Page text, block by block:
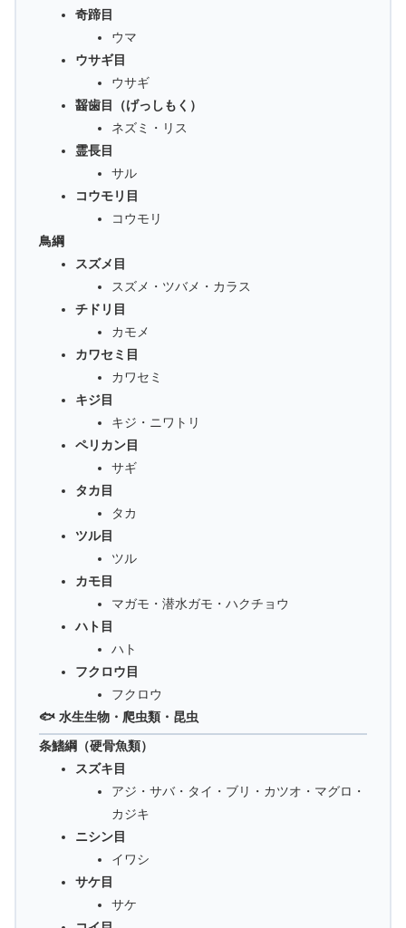
奇蹄目
ウマ
ウサギ目
ウサギ
齧歯目（げっしもく）
ネズミ・リス
霊長目
サル
コウモリ目
コウモリ
鳥綱
スズメ目
スズメ・ツバメ・カラス
チドリ目
カモメ
カワセミ目
カワセミ
キジ目
キジ・ニワトリ
ペリカン目
サギ
タカ目
タカ
ツル目
ツル
カモ目
マガモ・潜水ガモ・ハクチョウ
ハト目
ハト
フクロウ目
フクロウ
🐟 水生生物・爬虫類・昆虫
条鰭綱（硬骨魚類）
スズキ目
アジ・サバ・タイ・ブリ・カツオ・マグロ・
カジキ
ニシン目
イワシ
サケ目
サケ